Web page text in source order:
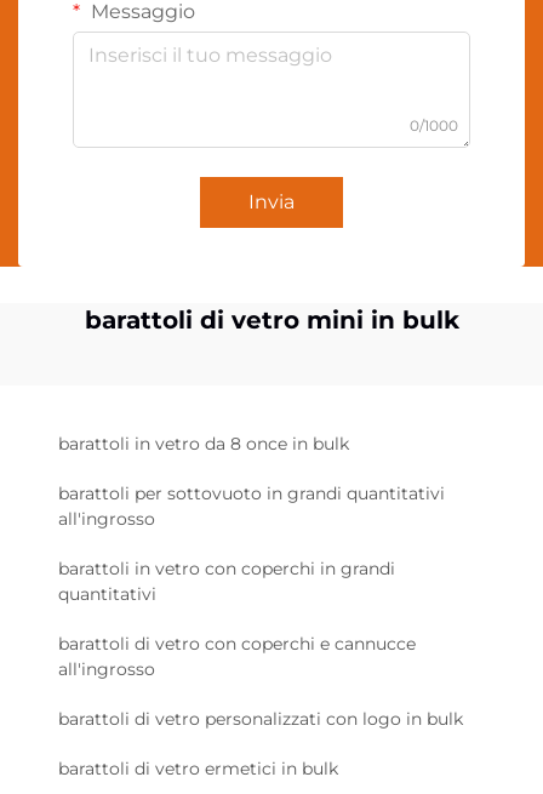
Messaggio
0/1000
Invia
barattoli di vetro mini in bulk
barattoli in vetro da 8 once in bulk
barattoli per sottovuoto in grandi quantitativi
all'ingrosso
barattoli in vetro con coperchi in grandi
quantitativi
barattoli di vetro con coperchi e cannucce
all'ingrosso
barattoli di vetro personalizzati con logo in bulk
barattoli di vetro ermetici in bulk